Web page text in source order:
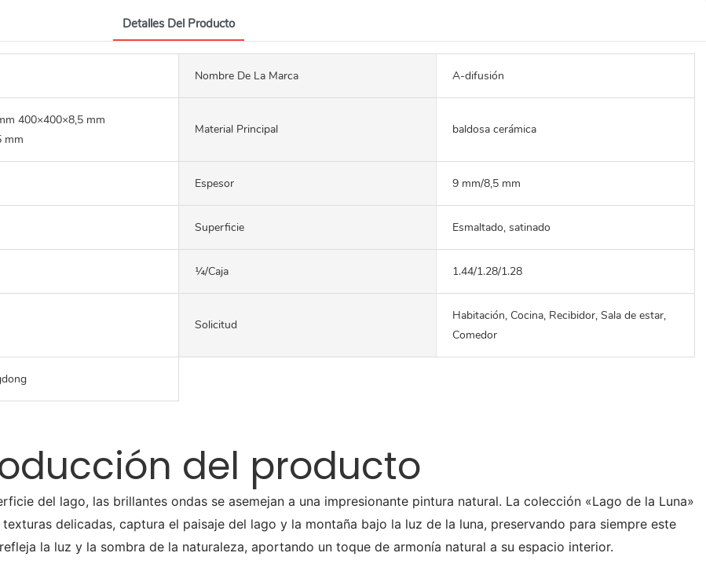
Detalles Del Producto
Nombre De La Marca A-difusión
400×400×8,5 mm
mm
Material Principal baldosa cerámica
Espesor 9 mm/8,5 mm
Superficie Esmaltado, satinado
¼/caja 1.44/1.28/1.28
Solicitud
Habitación, Cocina, Recibidor, Sala de estar,
Comedor
del producto
del lago, las brillantes ondas se asemejan a una impresionante pintura natural. La colección «Lago de la Luna»
delicadas, captura el paisaje del lago y la montaña bajo la luz de la luna, preservando para siempre este
la luz y la sombra de la naturaleza, aportando un toque de armonía natural a su espacio interior.